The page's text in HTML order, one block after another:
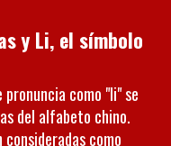
y Li, el símbolo
como "li" se
del alfabeto chino.
como